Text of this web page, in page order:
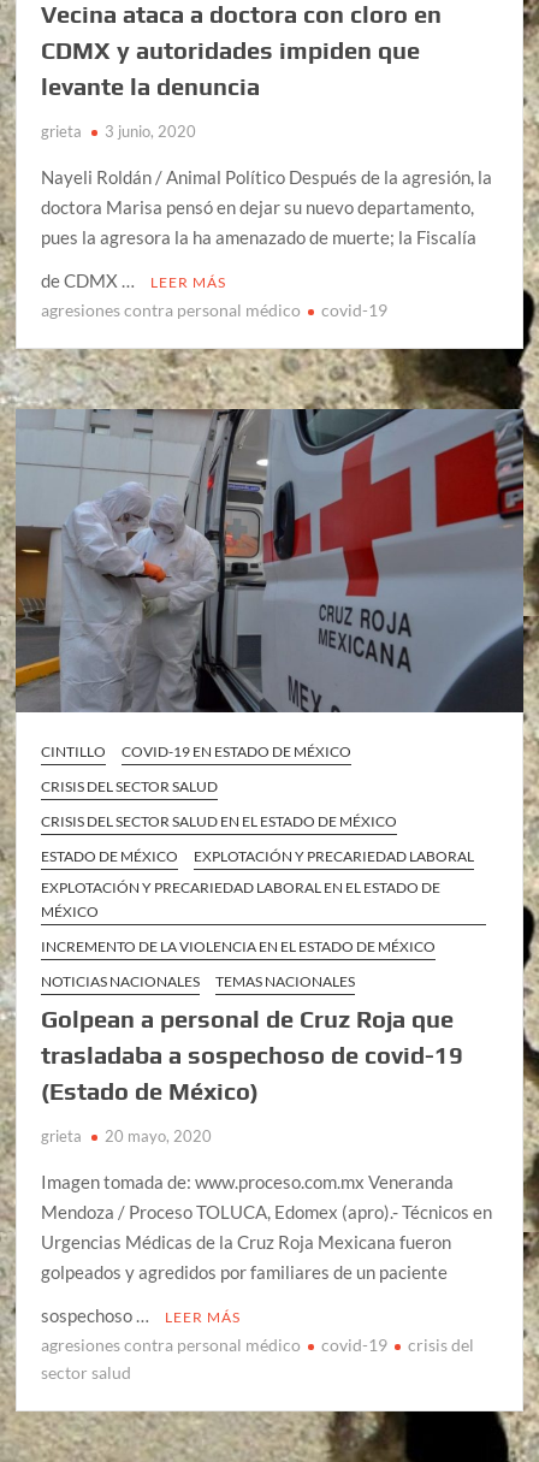
Vecina ataca a doctora con cloro en
CDMX y autoridades impiden que
levante la denuncia
grieta 3 junio, 2020
Nayeli Roldán / Animal Político Después de la agresión, la
doctora Marisa pensó en dejar su nuevo departamento,
pues la agresora la ha amenazado de muerte; la Fiscalía
de CDMX …
LEER MÁS
agresiones contra personal médico covid-19
CINTILLO
COVID-19 EN ESTADO DE MÉXICO
CRISIS DEL SECTOR SALUD
CRISIS DEL SECTOR SALUD EN EL ESTADO DE MÉXICO
ESTADO DE MÉXICO
EXPLOTACIÓN Y PRECARIEDAD LABORAL
EXPLOTACIÓN Y PRECARIEDAD LABORAL EN EL ESTADO DE
MÉXICO
INCREMENTO DE LA VIOLENCIA EN EL ESTADO DE MÉXICO
NOTICIAS NACIONALES
TEMAS NACIONALES
Golpean a personal de Cruz Roja que
trasladaba a sospechoso de covid-19
(Estado de México)
grieta 20 mayo, 2020
Imagen tomada de: www.proceso.com.mx Veneranda
Mendoza / Proceso TOLUCA, Edomex (apro).- Técnicos en
Urgencias Médicas de la Cruz Roja Mexicana fueron
golpeados y agredidos por familiares de un paciente
sospechoso …
LEER MÁS
agresiones contra personal médico covid-19
crisis del
sector salud